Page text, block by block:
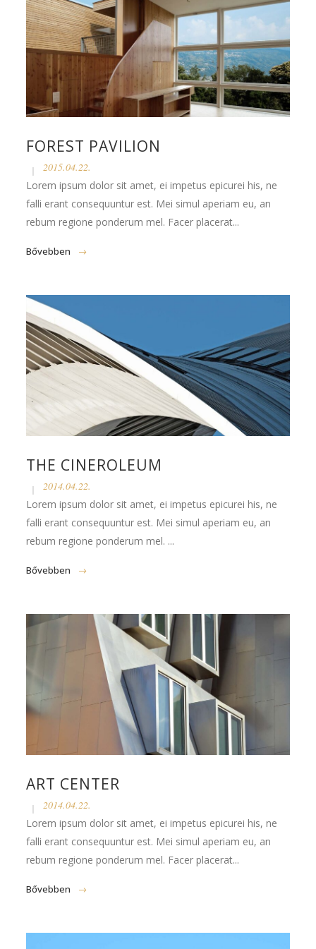
FOREST PAVILION
2015.04.22.
Lorem ipsum dolor sit amet, ei impetus epicurei his, ne
falli erant consequuntur est. Mei simul aperiam eu, an
rebum regione ponderum mel. Facer placerat...
Bővebben
THE CINEROLEUM
2014.04.22.
Lorem ipsum dolor sit amet, ei impetus epicurei his, ne
falli erant consequuntur est. Mei simul aperiam eu, an
rebum regione ponderum mel. ...
Bővebben
ART CENTER
2014.04.22.
Lorem ipsum dolor sit amet, ei impetus epicurei his, ne
falli erant consequuntur est. Mei simul aperiam eu, an
rebum regione ponderum mel. Facer placerat...
Bővebben